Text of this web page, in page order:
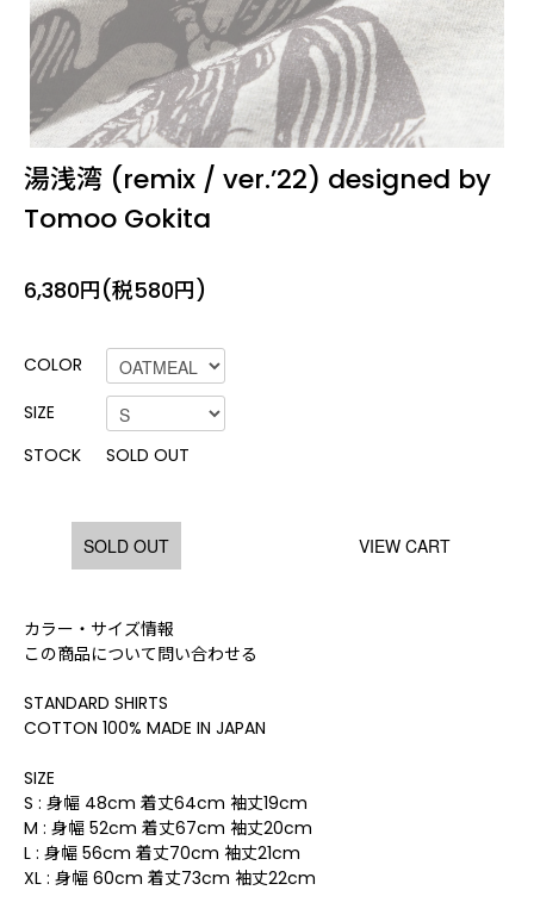
湯浅湾 (remix / ver.’22) designed by
Tomoo Gokita
6,380円(税580円)
COLOR
SIZE
STOCK
SOLD OUT
SOLD OUT VIEW CART
カラー・サイズ情報
この商品について問い合わせる
STANDARD SHIRTS
COTTON 100% MADE IN JAPAN
SIZE
S : 身幅 48cm 着丈64cm 袖丈19cm
M : 身幅 52cm 着丈67cm 袖丈20cm
L : 身幅 56cm 着丈70cm 袖丈21cm
XL : 身幅 60cm 着丈73cm 袖丈22cm